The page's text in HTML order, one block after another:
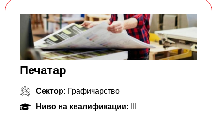
Печатар
Сектор: Графичарство
Ниво на квалификации: